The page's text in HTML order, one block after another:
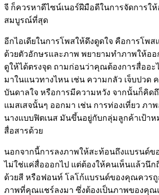
จี ก็ควรหาดีไซน์เนอร์ฝีมือดีในการจัดการใ
สมบูรณ์ที่สุด
อีกไอเดียในการโพสให้ดึงดูดใจ คือการโพส
ด้วยตัวอักษรและภาพ พยายามทำภาพให้อ
ดูให้ได้ตรงจุด ถามก่อนว่าคุณต้องการสื่ออะ
มาในแนวทางไหน เช่น ความกลัว เจ็บปวด
บันดาลใจ หรือการมีความหวัง จากนั้นก็คิด
แมสเสจนั้นๆ ออกมา เช่น การท่องเที่ยว ภา
นางแบบฟิตเนส มันขึ้นอยู่กับกลุ่มลูกค้าเป้า
สื่อสารด้วย
นอกจากนี้การลงภาพให้สะท้อนถึงแบรนด์
ไม่ใช่แค่สื่อออกไป แต่ต้องให้คนเห็นแล้วนึ
ด้วยสี หรือฟอนท์ โลโก้แบรนด์ของคุณควรถู
ภาพที่คุณแชร์ลงมา ซึ่งต้องเป็นภาพของคุณเ